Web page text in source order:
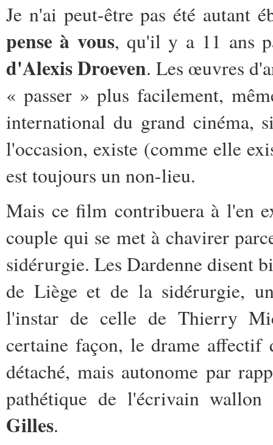
Je n'ai peut-être pas été autant
pense à vous, qu'il y a 11 ans
d'Alexis Droeven. Les œuvres
« passer » plus facilement,
international du grand cinéma,
l'occasion, existe (comme elle
est toujours un non-lieu.
Mais ce film contribuera à l'en
couple qui se met à chavirer
sidérurgie. Les Dardenne disent
de Liège et de la sidérurgie,
l'instar de celle de Thierry
certaine façon, le drame affectif
détaché, mais autonome par
pathétique de l'écrivain
Gilles.